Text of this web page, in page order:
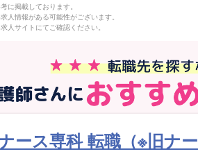
に掲載しております。
人情報がある可能性がございます。
人サイトにてご確認ください。
ース専科 転職（※旧ナ